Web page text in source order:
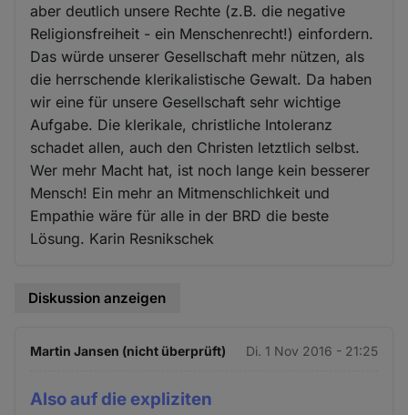
aber deutlich unsere Rechte (z.B. die negative
Religionsfreiheit - ein Menschenrecht!) einfordern.
Das würde unserer Gesellschaft mehr nützen, als
die herrschende klerikalistische Gewalt. Da haben
wir eine für unsere Gesellschaft sehr wichtige
Aufgabe. Die klerikale, christliche Intoleranz
schadet allen, auch den Christen letztlich selbst.
Wer mehr Macht hat, ist noch lange kein besserer
Mensch! Ein mehr an Mitmenschlichkeit und
Empathie wäre für alle in der BRD die beste
Lösung. Karin Resnikschek
Diskussion anzeigen
Martin Jansen (nicht überprüft) Di. 1 Nov 2016 - 21:25
Also auf die expliziten